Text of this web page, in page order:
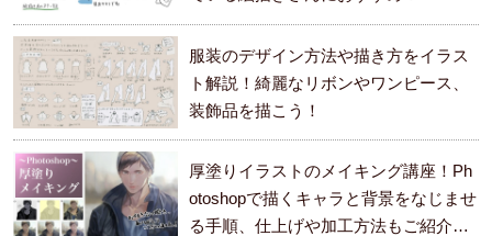
服装のデザイン方法や描き方をイラス
ト解説！綺麗なリボンやワンピース、
装飾品を描こう！
厚塗りイラストのメイキング講座！Ph
otoshopで描くキャラと背景をなじませ
る手順、仕上げや加工方法もご紹介し